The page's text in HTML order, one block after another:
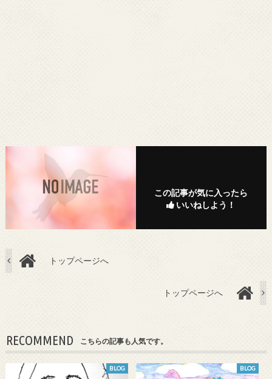
この記事が気に入ったら
いいねしよう！
トップページへ
トップページへ
RECOMMEND こちらの記事も人気です。
BLOG BLOG